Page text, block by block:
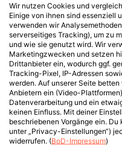
Wir nutzen Cookies und
Einige von ihnen sind essenziell
verwenden wir
serverseitiges Tracking), um zu
und wie sie genutzt wird. Wir
Marketingzwecken und setzen
Drittanbieter ein, wodurch ggf.
Tracking-Pixel, IP-Adressen
werden. Auf unserer Seite
Anbietern ein (Video-
Datenverarbeitung und ein
keinen Einfluss. Mit deiner
beschriebenen Vorgänge ein.
unter „Privacy-Einstellungen“)
widerrufen. (BoD-Impressum)